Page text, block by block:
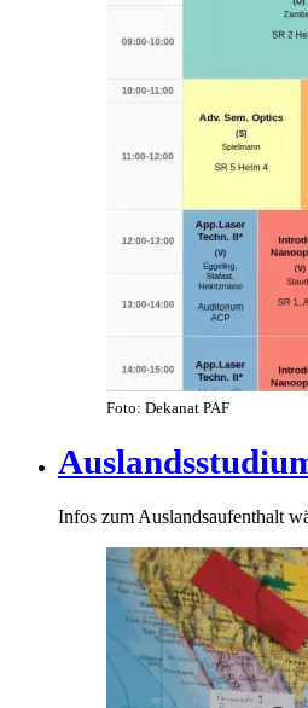
Foto: Dekanat PAF
Infos zum Auslandsaufenthalt